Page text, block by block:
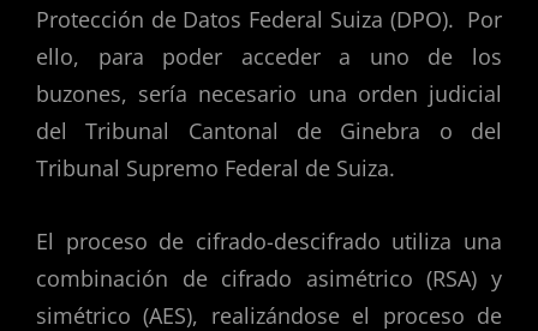
Protección de Datos Federal Suiza (DPO). Por
ello, para poder acceder a uno de los
buzones, sería necesario una orden judicial
del Tribunal Cantonal de Ginebra o del
Tribunal Supremo Federal de Suiza.
El proceso de cifrado-descifrado utiliza una
combinación de cifrado asimétrico (RSA) y
simétrico (AES), realizándose el proceso de